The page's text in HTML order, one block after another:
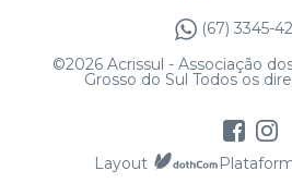
(67) 3345-
©2026 Acrissul - Associação
Grosso do Sul Todos os
Layout